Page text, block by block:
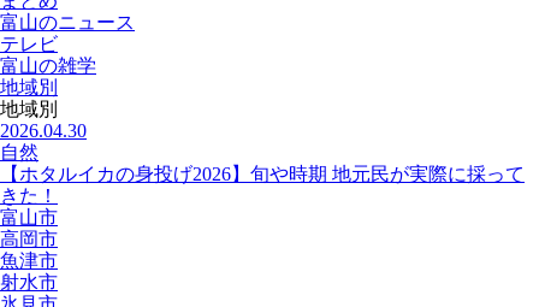
富山のニュース
テレビ
富山の雑学
地域別
地域別
2026.04.30
自然
【ホタルイカの身投げ2026】旬や時期 地元民が実際に採って
きた！
富山市
高岡市
魚津市
射水市